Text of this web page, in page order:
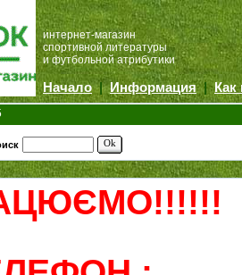
интернет-магазин
спортивной литературы
и футбольной атрибутики
Начало |Информация |Как
Ok